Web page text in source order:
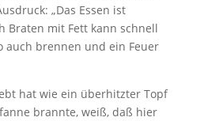
„Das Essen ist
Braten mit Fett kann schnell
auch brennen und ein Feuer
hat wie ein überhitzter Topf
brannte, weiß, daß hier